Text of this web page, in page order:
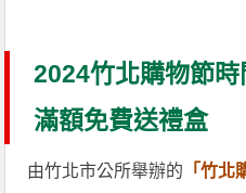
2024竹北購物節
滿額免費送禮盒
由竹北市公所舉辦的 「竹北